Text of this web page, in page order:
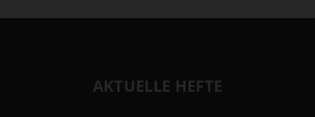
AKTUELLE HEFTE